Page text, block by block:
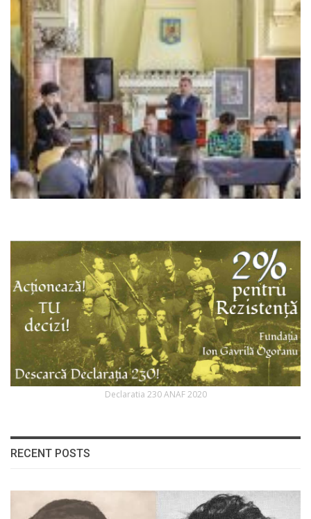
Declaratia 230 ANAF 2020
RECENT POSTS